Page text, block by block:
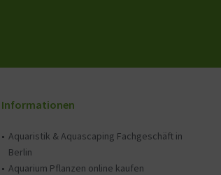
Informationen
Aquaristik & Aquascaping Fachgeschäft in
Berlin
Aquarium Pflanzen online kaufen